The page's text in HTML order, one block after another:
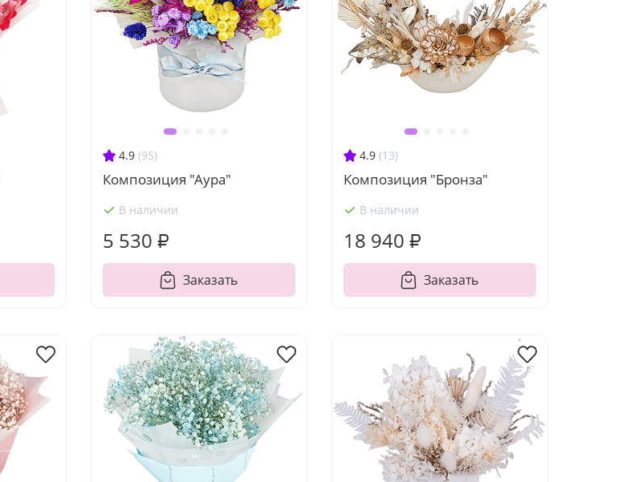
4.9 (95)
Композиция "Аура"
В наличии
5 530 ₽
Заказать
4.9 (13)
Композиция "Бронза"
В наличии
18 940 ₽
Заказать